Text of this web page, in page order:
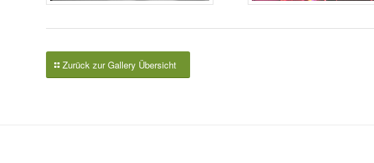
Zurück zur Gallery Übersicht